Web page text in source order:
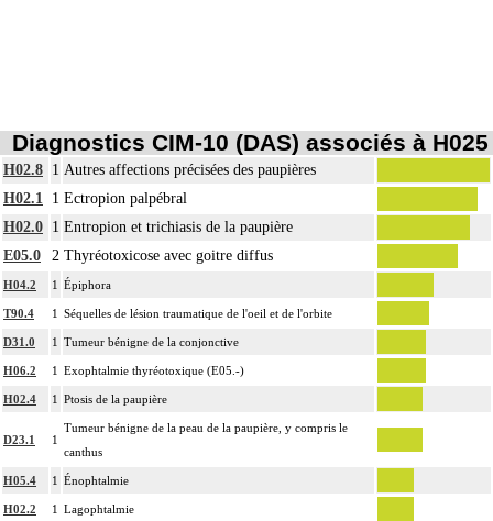
Diagnostics CIM-10 (DAS) associés à H025
H02.8 1 Autres affections précisées des paupières
H02.1
1 Ectropion palpébral
H02.0 1 Entropion et trichiasis de la paupière
E05.0
2 Thyréotoxicose avec goitre diffus
H04.2 1 Épiphora
T90.4 1 Séquelles de lésion traumatique de l'oeil et de l'orbite
D31.0 1 Tumeur bénigne de la conjonctive
H06.2 1 Exophtalmie thyréotoxique (E05.-)
H02.4 1 Ptosis de la paupière
D23.1 1
Tumeur bénigne de la peau de la paupière, y compris le
canthus
H05.4 1 Énophtalmie
H02.2 1 Lagophtalmie